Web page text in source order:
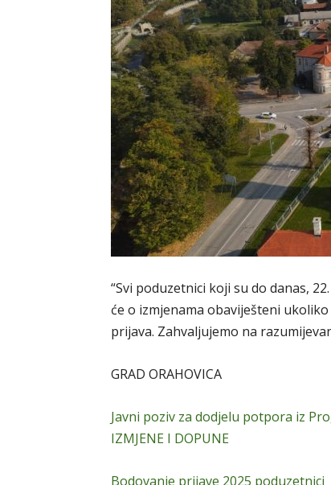
“Svi poduzetnici koji su do danas,
će o izmjenama obaviješteni
prijava. Zahvaljujemo na
GRAD ORAHOVICA
Javni poziv za dodjelu potpora iz
IZMJENE I DOPUNE
Bodovanje prijave 2025 poduzetnici